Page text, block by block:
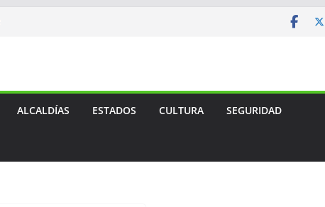
ALCALDÍAS ESTADOS CULTURA SEGURIDAD